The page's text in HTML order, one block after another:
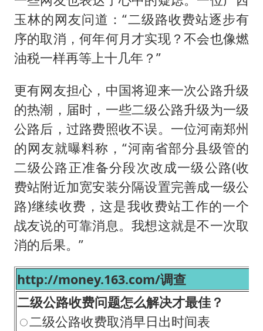
玉林的网友问道：“二级路收费站逐步有
序的取消，何年何月才实现？不会也像燃
油税一样再等上十几年？”
更有网友担心，中国将迎来一次公路升级
的热潮，届时，一些二级公路升级为一级
公路后，过路费照收不误。一位河南郑州
的网友就曝料称，“河南省部分县级管的
二级公路正准备分段次改成一级公路(收
费站附近加宽安装分隔设置完善成一级公
路)继续收费，这是我收费站工作的一个
战友说的可靠消息。我想这就是不一次取
消的后果。”
http://money.163.com/调查
二级公路收费问题怎么解决才最佳？
二级公路收费取消早日出时间表